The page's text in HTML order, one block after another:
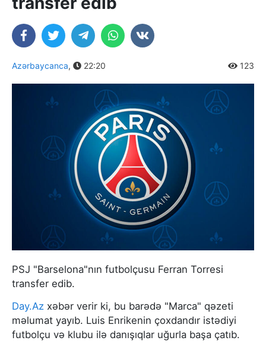
Azərbaycanca, 22:20 123
PSJ "Barselona"nın futbolçusu Ferran Torresi
transfer edib.
Day.Az xəbər verir ki, bu barədə "Marca" qəzeti
məlumat yayıb. Luis Enrikenin çoxdandır istədiyi
futbolçu və klubu ilə danışıqlar uğurla başa çatıb.